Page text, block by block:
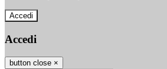
Accedi
Accedi
button close ×